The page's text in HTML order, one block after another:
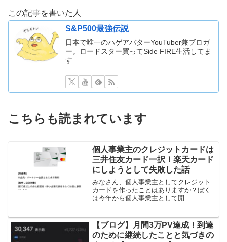
この記事を書いた人
S&P500最強伝説
日本で唯一のハゲアバターYouTuber兼ブロガ
ー。ロードスター買ってSide FIRE生活してま
す
こちらも読まれています
個人事業主のクレジットカードは
三井住友カード一択！楽天カード
にしようとして失敗した話
みなさん、個人事業主としてクレジット
カードを作ったことはありますか？ぼく
は今年から個人事業主として開...
【ブログ】月間3万PV達成！到達
のために継続したことと気づきの